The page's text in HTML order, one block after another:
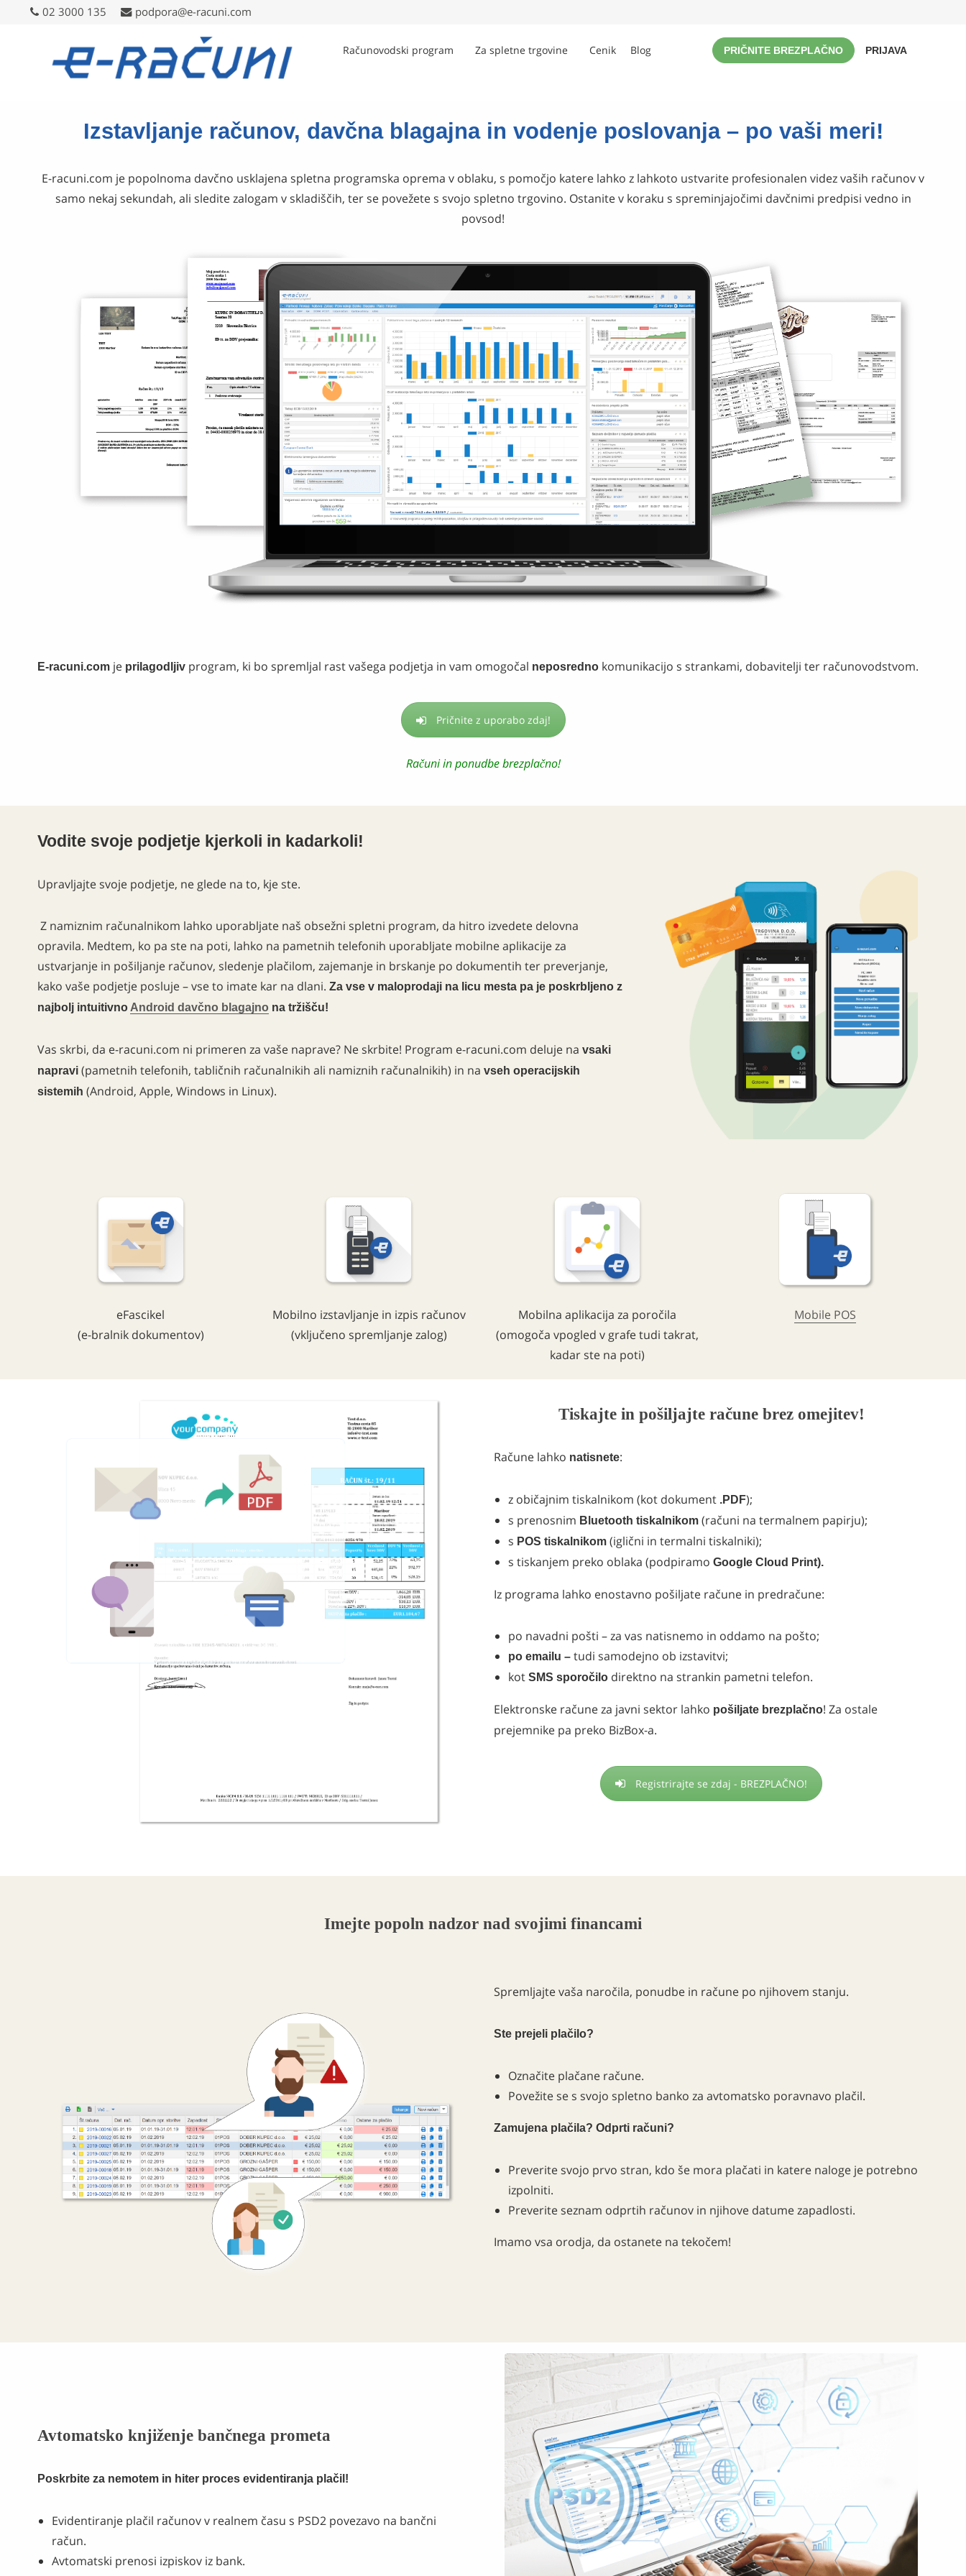
02 3000 135 podpora@e-racuni.com
Računovodski program Za spletne trgovine Cenik Blog PRIČNITE BREZPLAČNO PRIJAVA
02 3000 135 podpora@e-racuni.com
Izstavljanje računov, davčna blagajna in vodenje poslovanja – po vaši meri!
E-racuni.com je popolnoma davčno usklajena spletna programska oprema v oblaku, s pomočjo katere lahko z lahkoto ustvarite profesionalen videz vaših računov v
samo nekaj sekundah, ali sledite zalogam v skladiščih, ter se povežete s svojo spletno trgovino. Ostanite v koraku s spreminjajočimi davčnimi predpisi vedno in
povsod!
E-racuni.com je prilagodljiv program, ki bo spremljal rast vašega podjetja in vam omogočal neposredno komunikacijo s strankami, dobavitelji ter računovodstvom.
Pričnite z uporabo zdaj!
Računi in ponudbe brezplačno!
Vodite svoje podjetje kjerkoli in kadarkoli!
Upravljajte svoje podjetje, ne glede na to, kje ste.
Z namiznim računalnikom lahko uporabljate naš obsežni spletni program, da hitro izvedete delovna
opravila. Medtem, ko pa ste na poti, lahko na pametnih telefonih uporabljate mobilne aplikacije za
ustvarjanje in pošiljanje računov, sledenje plačilom, zajemanje in brskanje po dokumentih ter preverjanje,
kako vaše podjetje posluje – vse to imate kar na dlani. Za vse v maloprodaji na licu mesta pa je poskrbljeno z
najbolj intuitivno Android davčno blagajno na tržišču!
Vas skrbi, da e-racuni.com ni primeren za vaše naprave? Ne skrbite! Program e-racuni.com deluje na vsaki
napravi (pametnih telefonih, tabličnih računalnikih ali namiznih računalnikih) in na vseh operacijskih
sistemih (Android, Apple, Windows in Linux).
eFascikel
(e-bralnik dokumentov)
Mobilno izstavljanje in izpis računov
(vključeno spremljanje zalog)
Mobilna aplikacija za poročila
(omogoča vpogled v grafe tudi takrat,
kadar ste na poti)
Mobile POS
Tiskajte in pošiljajte račune brez omejitev!
Račune lahko natisnete:
z običajnim tiskalnikom (kot dokument .PDF);
s prenosnim Bluetooth tiskalnikom (računi na termalnem papirju);
s POS tiskalnikom (iglični in termalni tiskalniki);
s tiskanjem preko oblaka (podpiramo Google Cloud Print).
Iz programa lahko enostavno pošiljate račune in predračune:
po navadni pošti – za vas natisnemo in oddamo na pošto;
po emailu – tudi samodejno ob izstavitvi;
kot SMS sporočilo direktno na strankin pametni telefon.
Elektronske račune za javni sektor lahko pošiljate brezplačno! Za ostale
prejemnike pa preko BizBox-a.
Registrirajte se zdaj - BREZPLAČNO!
Imejte popoln nadzor nad svojimi financami
Spremljajte vaša naročila, ponudbe in račune po njihovem stanju.
Ste prejeli plačilo?
Označite plačane račune.
Povežite se s svojo spletno banko za avtomatsko poravnavo plačil.
Zamujena plačila? Odprti računi?
Preverite svojo prvo stran, kdo še mora plačati in katere naloge je potrebno
izpolniti.
Preverite seznam odprtih računov in njihove datume zapadlosti.
Imamo vsa orodja, da ostanete na tekočem!
Avtomatsko knjiženje bančnega prometa
Poskrbite za nemotem in hiter proces evidentiranja plačil!
Evidentiranje plačil računov v realnem času s PSD2 povezavo na bančni
račun.
Avtomatski prenosi izpiskov iz bank.